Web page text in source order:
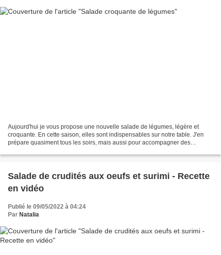
Aujourd'hui je vous propose une nouvelle salade de légumes, légère et
croquante. En cette saison, elles sont indispensables sur notre table. J'en
prépare quasiment tous les soirs, mais aussi pour accompagner des
Salade de crudités aux oeufs et surimi - Recette
en vidéo
Publié le 09/05/2022 à 04:24
Par Natalia